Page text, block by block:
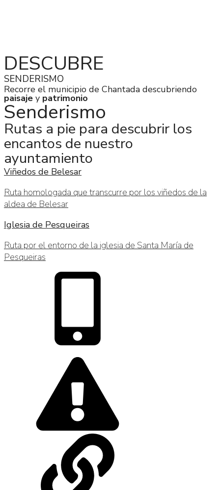
DESCUBRE
SENDERISMO
Recorre el municipio de Chantada descubriendo
paisaje y patrimonio
Senderismo
Rutas a pie para descubrir los
encantos de nuestro
ayuntamiento
Viñedos de Belesar
Ruta homologada que transcurre por los viñedos de la
aldea de Belesar
Iglesia de Pesqueiras
Ruta por el entorno de la iglesia de Santa María de
Pesqueiras